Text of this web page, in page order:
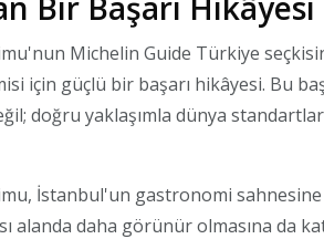
Michelin Guide Türkiye
için güçlü bir başarı hikâyesi. Bu
doğru yaklaşımla dünya
İstanbul'un gastronomi
alanda daha görünür olmasına da